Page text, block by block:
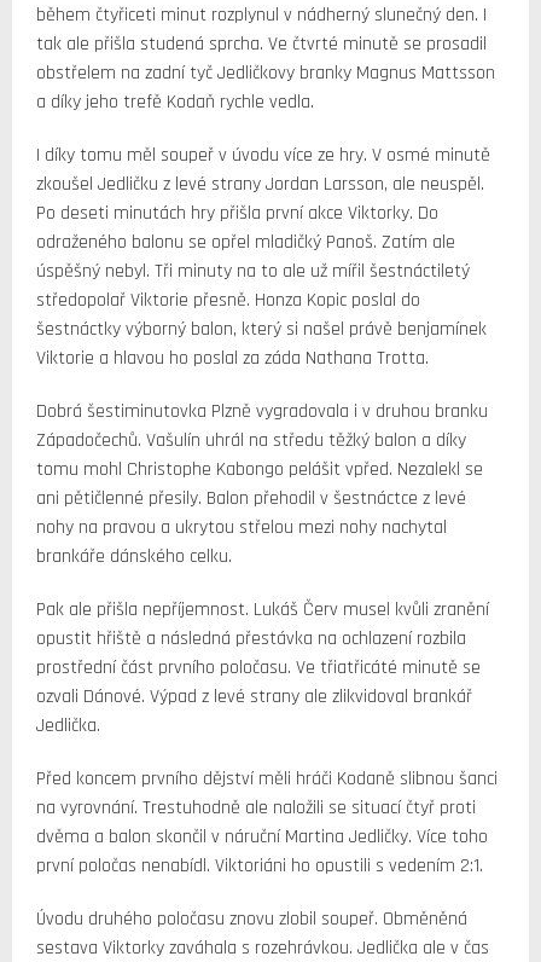
během čtyřiceti minut rozplynul v nádherný slunečný den. I
tak ale přišla studená sprcha. Ve čtvrté minutě se prosadil
obstřelem na zadní tyč Jedličkovy branky Magnus Mattsson
a díky jeho trefě Kodaň rychle vedla.
I díky tomu měl soupeř v úvodu více ze hry. V osmé minutě
zkoušel Jedličku z levé strany Jordan Larsson, ale neuspěl.
Po deseti minutách hry přišla první akce Viktorky. Do
odraženého balonu se opřel mladičký Panoš. Zatím ale
úspěšný nebyl. Tři minuty na to ale už mířil šestnáctiletý
středopolař Viktorie přesně. Honza Kopic poslal do
šestnáctky výborný balon, který si našel právě benjamínek
Viktorie a hlavou ho poslal za záda Nathana Trotta.
Dobrá šestiminutovka Plzně vygradovala i v druhou branku
Západočechů. Vašulín uhrál na středu těžký balon a díky
tomu mohl Christophe Kabongo pelášit vpřed. Nezalekl se
ani pětičlenné přesily. Balon přehodil v šestnáctce z levé
nohy na pravou a ukrytou střelou mezi nohy nachytal
brankáře dánského celku.
Pak ale přišla nepříjemnost. Lukáš Červ musel kvůli zranění
opustit hřiště a následná přestávka na ochlazení rozbila
prostřední část prvního poločasu. Ve třiatřicáté minutě se
ozvali Dánové. Výpad z levé strany ale zlikvidoval brankář
Jedlička.
Před koncem prvního dějství měli hráči Kodaně slibnou šanci
na vyrovnání. Trestuhodně ale naložili se situací čtyř proti
dvěma a balon skončil v náruční Martina Jedličky. Více toho
první poločas nenabídl. Viktoriáni ho opustili s vedením 2:1.
Úvodu druhého poločasu znovu zlobil soupeř. Obměněná
sestava Viktorky zaváhala s rozehrávkou. Jedlička ale v čas